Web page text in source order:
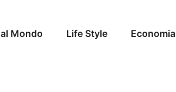
Mondo Life Style Economia